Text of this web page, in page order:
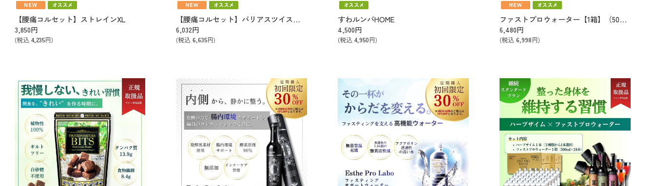
【腰痛コルセット】ストレインXL
3,850円
(税込 4,235円)
【腰痛コルセット】バリアスツイストXL
6,032円
(税込6,635円)
すわルンバHOME
4,500円
(税込4,950円)
ファストプロウォーター【1箱】（500㎖×24本）
6,480円
(税込6,998円)